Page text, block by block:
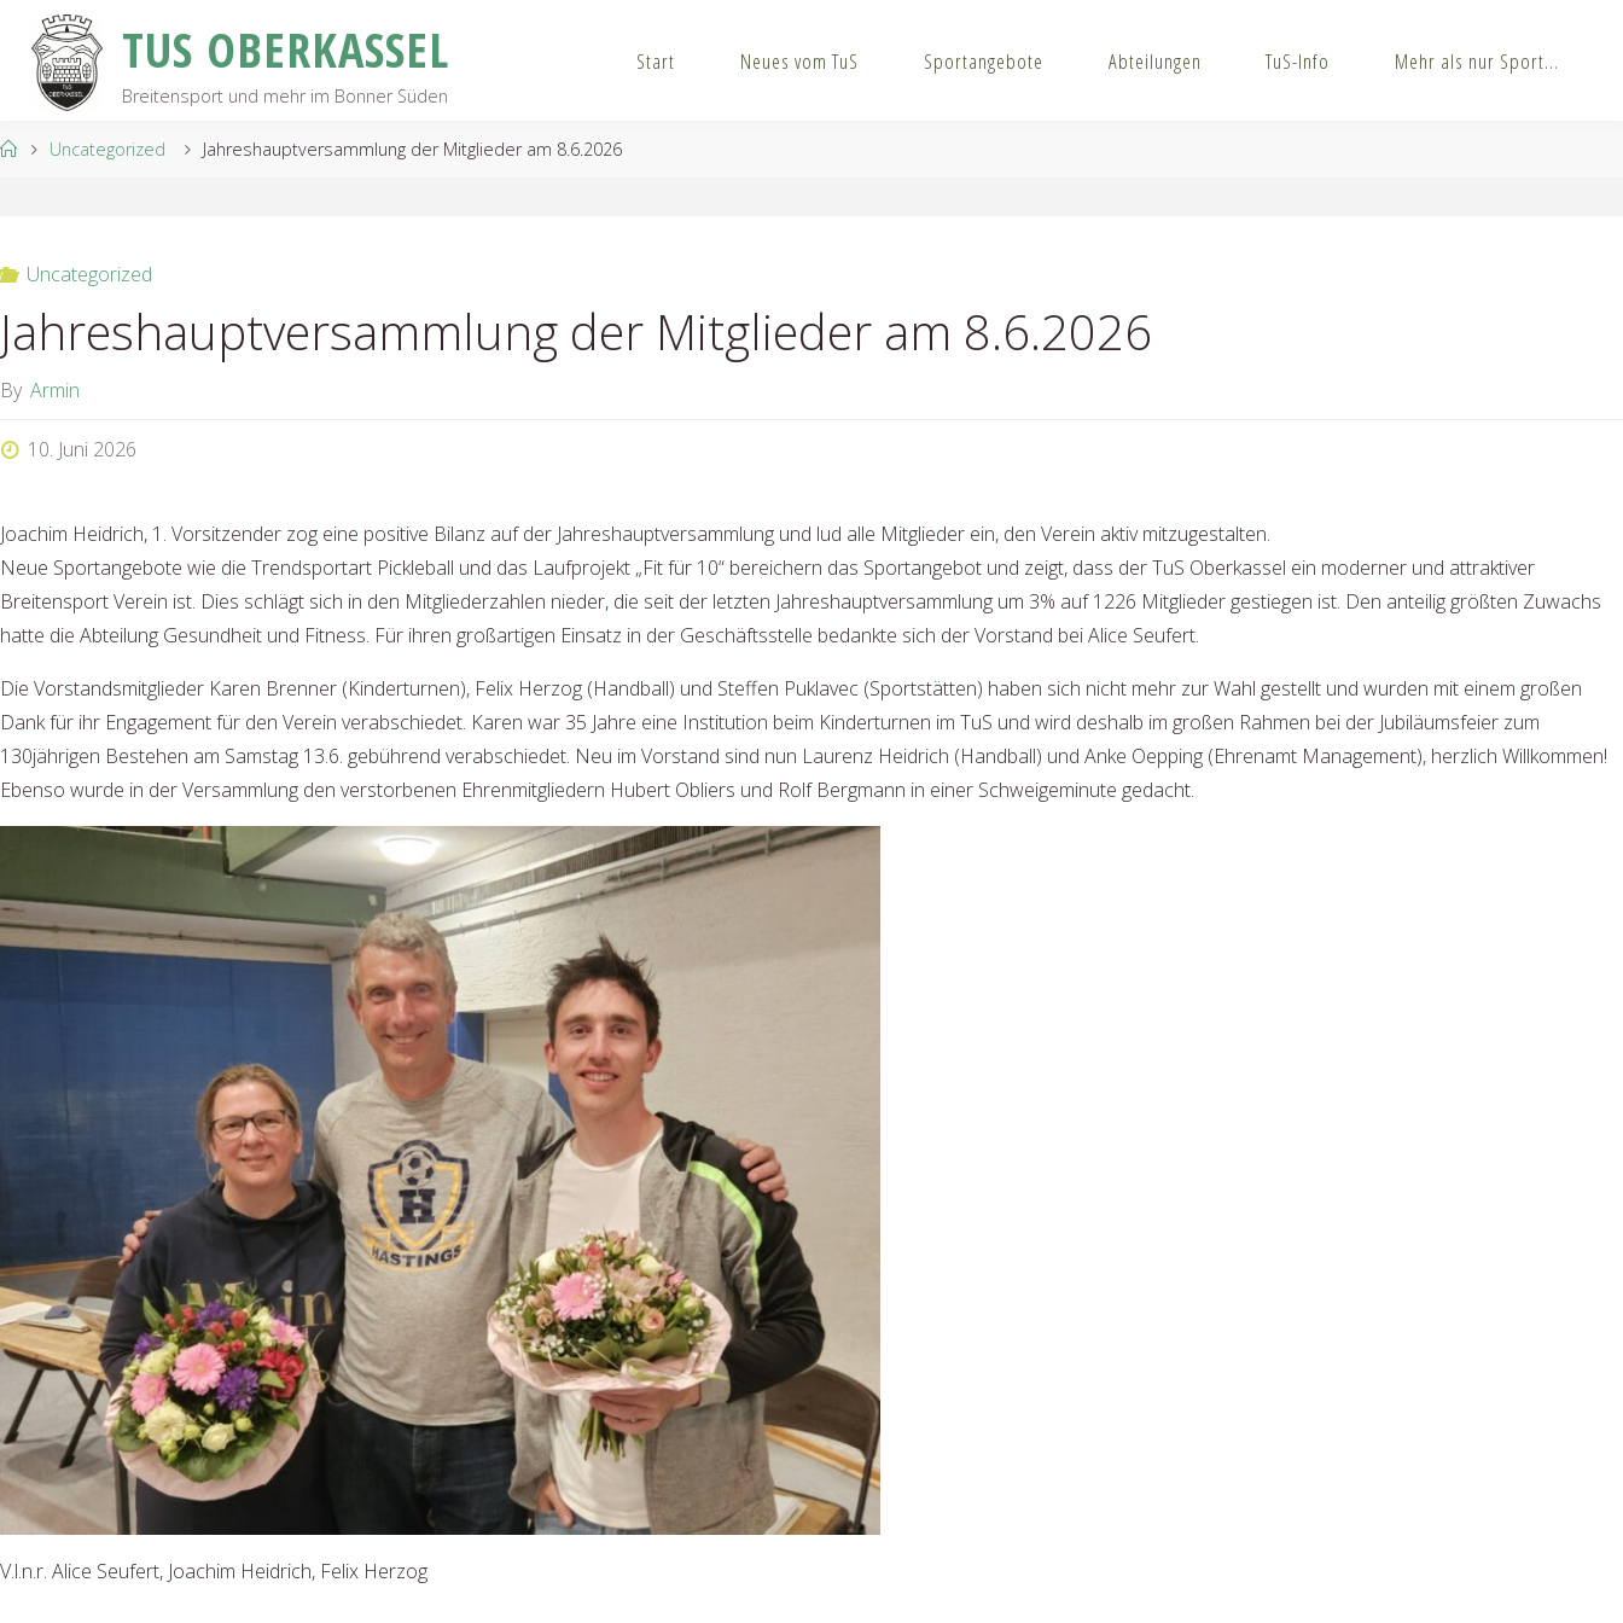
content
TUS OBERKASSEL
Breitensport und mehr im Bonner Süden
Start Neues vom TuS Sportangebote Abteilungen TuS-Info Mehr als nur Sport…
HomeUncategorized Jahreshauptversammlung der Mitglieder am 8.6.2026
Uncategorized
Jahreshauptversammlung der Mitglieder am 8.6.2026
By Armin
10. Juni 2026
Joachim Heidrich, 1. Vorsitzender zog eine positive Bilanz auf der Jahreshauptversammlung und lud alle Mitglieder ein, den Verein aktiv mitzugestalten.
Neue Sportangebote wie die Trendsportart Pickleball und das Laufprojekt „Fit für 10“ bereichern das Sportangebot und zeigt, dass der TuS Oberkassel ein moderner und attraktiver
Breitensport Verein ist. Dies schlägt sich in den Mitgliederzahlen nieder, die seit der letzten Jahreshauptversammlung um 3% auf 1226 Mitglieder gestiegen ist. Den anteilig größten Zuwachs
hatte die Abteilung Gesundheit und Fitness. Für ihren großartigen Einsatz in der Geschäftsstelle bedankte sich der Vorstand bei Alice Seufert.
Die Vorstandsmitglieder Karen Brenner (Kinderturnen), Felix Herzog (Handball) und Steffen Puklavec (Sportstätten) haben sich nicht mehr zur Wahl gestellt und wurden mit einem großen
Dank für ihr Engagement für den Verein verabschiedet. Karen war 35 Jahre eine Institution beim Kinderturnen im TuS und wird deshalb im großen Rahmen bei der Jubiläumsfeier zum
130jährigen Bestehen am Samstag 13.6. gebührend verabschiedet. Neu im Vorstand sind nun Laurenz Heidrich (Handball) und Anke Oepping (Ehrenamt Management), herzlich Willkommen!
Ebenso wurde in der Versammlung den verstorbenen Ehrenmitgliedern Hubert Obliers und Rolf Bergmann in einer Schweigeminute gedacht.
V.l.n.r. Alice Seufert, Joachim Heidrich, Felix Herzog